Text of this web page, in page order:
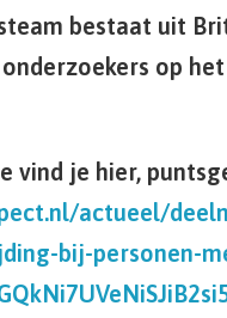
bestaat uit
op
vind je hier,
actueel/
bij-personen-